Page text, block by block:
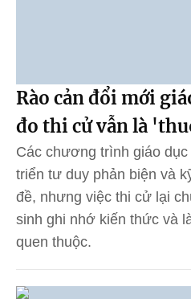
Rào cản đổi mới
đo thi cử vẫn là
Các chương trình giáo
triển tư duy phản biện và
đề, nhưng việc thi cử lại
sinh ghi nhớ kiến thức và
quen thuộc.